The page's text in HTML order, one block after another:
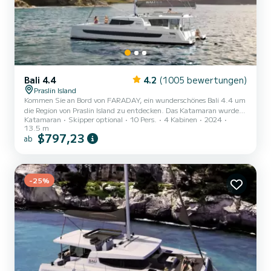
Bali 4.4 4.2 (1005 bewertungen)
Praslin Island
Kommen Sie an Bord von FARADAY, ein wunderschönes Bali 4.4 um
die Region von Praslin Island zu entdecken. Das Katamaran wurde
2024 gebaut und verspricht hohen Komfort auf See. Das
Katamaran ist 14 Meter lang und verfügt über 118 PS. Mit seinen
4 Kabinen kann das Schiff bis zu 10 Personen für einen Törn
Rollgenua ausgest...
Katamaran Skipper optional 10 Pers. 4 Kabinen
2024
13.5 m
ab $797,23
-25%